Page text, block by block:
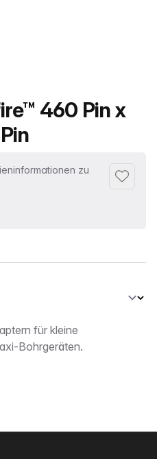
460 Pin x
zu
Zu
aus
für kleine
Bohrgeräten.